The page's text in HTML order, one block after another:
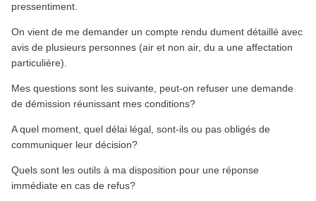
pressentiment.
On vient de me demander un compte rendu dument détaillé avec
avis de plusieurs personnes (air et non air, du a une affectation
particulière).
Mes questions sont les suivante, peut-on refuser une demande
de démission réunissant mes conditions?
A quel moment, quel délai légal, sont-ils ou pas obligés de
communiquer leur décision?
Quels sont les outils à ma disposition pour une réponse
immédiate en cas de refus?